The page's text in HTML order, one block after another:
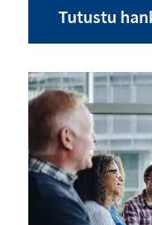
Tutustu